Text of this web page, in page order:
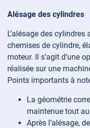
Alésage des cylindres
L’alésage des
chemises de cylindre,
moteur. Il s’agit d’une
réalisée sur une
Points importants à
La géométrie
maintenue tout
Après l’alésage,